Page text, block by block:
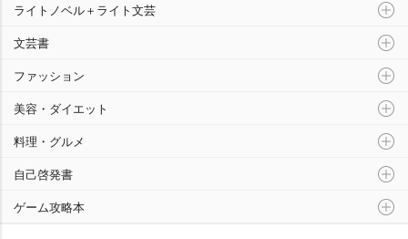
ライトノベル＋ライト文芸
文芸書
ファッション
美容・ダイエット
料理・グルメ
自己啓発書
ゲーム攻略本